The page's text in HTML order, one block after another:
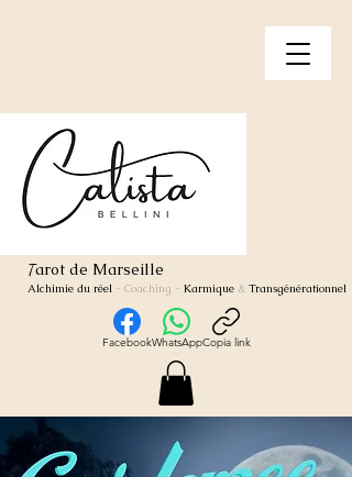
Tarot de Marseille
Alchimie du réel - Coaching - Karmique & Transgénérationnel
FacebookWhatsAppCopia link